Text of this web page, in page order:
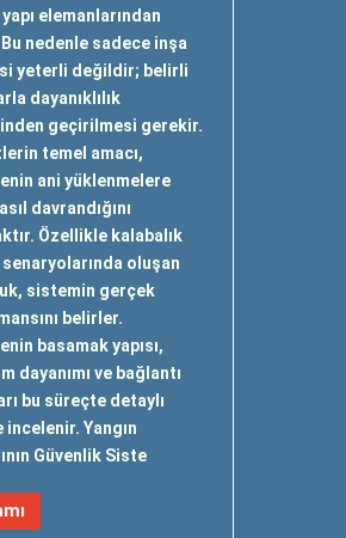
elemanlarından
nedenle sadece inşa
yeterli değildir; belirli
dayanıklılık
geçirilmesi gerekir.
temel amacı,
ani yüklenmelere
davrandığını
Özellikle kalabalık
oluşan
sistemin gerçek
belirler.
basamak yapısı,
dayanımı ve bağlantı
bu süreçte detaylı
incelenir. Yangın
Güvenlik Siste